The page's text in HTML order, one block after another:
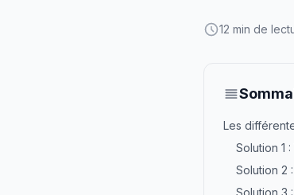
12 min de
Les
Solution 1
Solution 2
Solution 3